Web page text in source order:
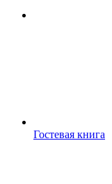
Гостевая книга